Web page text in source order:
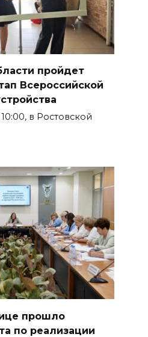
пройдет
Всероссийской
в Ростовской
прошло
по реализации